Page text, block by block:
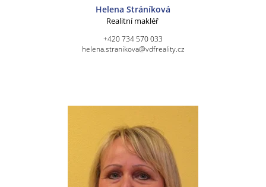
Helena Stráníková
Realitní makléř
+420 734 570 033
helena.stranikova@vdfreality.cz